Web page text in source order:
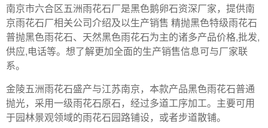
南京市六合区五洲雨花石厂是黑色鹅卵石资深厂家，提供南
京雨花石厂相关公司介绍及以生产销售 精抛黑色特级雨花石
普抛黑色雨花石、天然黑色雨花石为主的诸多产品价格,批发,
供应,电话等。想了解更加全面的生产销售信息可与厂家联
系。
金陵五洲雨花石盛产与江苏南京，本款产品黑色雨花石普通
抛光，采用一级雨花石原石，经过多道工序加工。主要可用
于园林景观领域的雨花石园路铺设，或者步道散铺。